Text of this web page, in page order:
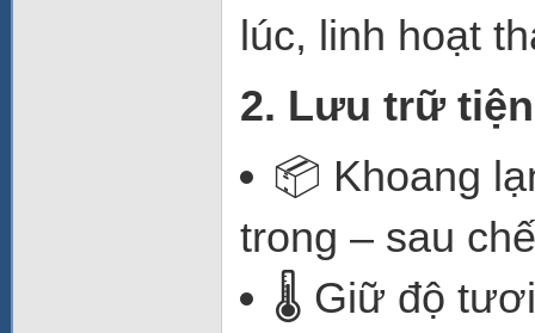
lúc, linh hoạt
2. Lưu trữ
📦 Khoang
trong – sau
🌡️ Giữ độ